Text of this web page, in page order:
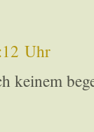
Uhr
keinem